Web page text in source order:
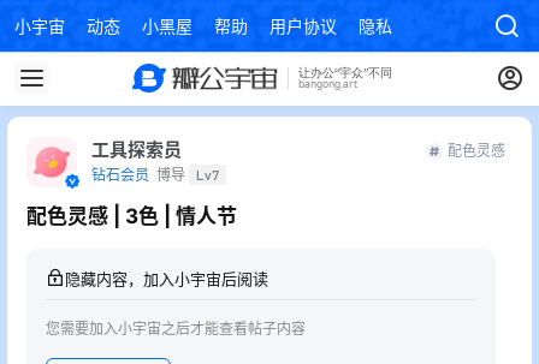
小宇宙 动态 小黑屋 帮助 用户协议 隐私政策
工具探索员
钻石会员 博导 Lv7
配色灵感
配色灵感 | 3色 | 情人节
隐藏内容，加入小宇宙后阅读
您需要加入小宇宙之后才能查看帖子内容